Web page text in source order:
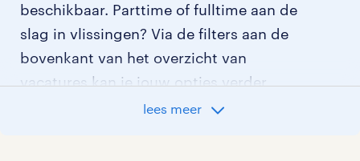
beschikbaar. Parttime of fulltime aan de
slag in vlissingen? Via de filters aan de
bovenkant van het overzicht van
vacatures kan je jouw opties verder
lees meer